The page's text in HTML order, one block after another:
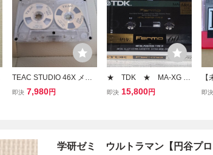
TEAC STUDIO 46X メタ
ルポジション カセットテ
即決 7,980円
★ TDK ★ MA-XG Fe
rmo 60分 カセットテ
即決 15,800円
カ
即決
学研ゼミ ウルトラマン【円谷プ